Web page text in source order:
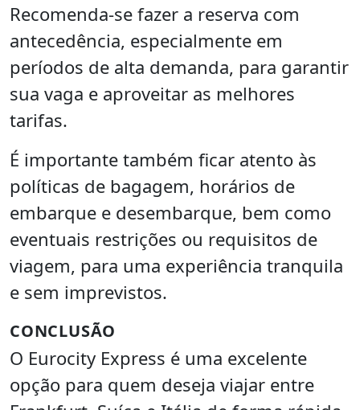
Recomenda-se fazer a reserva com
antecedência, especialmente em
períodos de alta demanda, para garantir
sua vaga e aproveitar as melhores
tarifas.
É importante também ficar atento às
políticas de bagagem, horários de
embarque e desembarque, bem como
eventuais restrições ou requisitos de
viagem, para uma experiência tranquila
e sem imprevistos.
CONCLUSÃO
O Eurocity Express é uma excelente
opção para quem deseja viajar entre